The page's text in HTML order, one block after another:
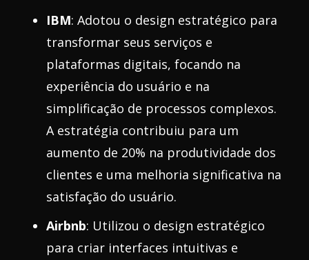
IBM: Adotou o design estratégico para
transformar seus serviços e
plataformas digitais, focando na
experiência do usuário e na
simplificação de processos complexos.
A estratégia contribuiu para um
aumento de 20% na produtividade dos
clientes e uma melhoria significativa na
satisfação do usuário.
Airbnb: Utilizou o design estratégico
para criar interfaces intuitivas e